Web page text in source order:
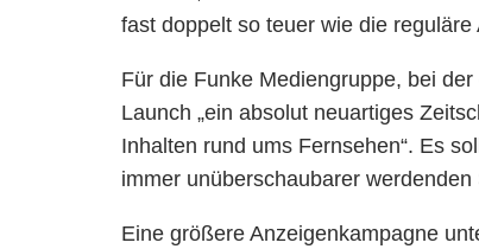
fast doppelt so teuer wie die reguläre
Für die Funke Mediengruppe, bei
Launch „ein absolut neuartiges
Inhalten rund ums Fernsehen“. Es
immer unüberschaubarer
Eine größere Anzeigenkampagne